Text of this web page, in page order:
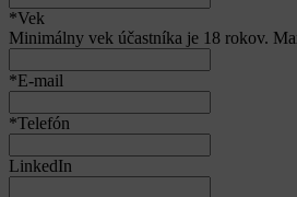
*Vek
Minimálny vek účastníka je 18 rokov.
*E-mail
*Telefón
LinkedIn